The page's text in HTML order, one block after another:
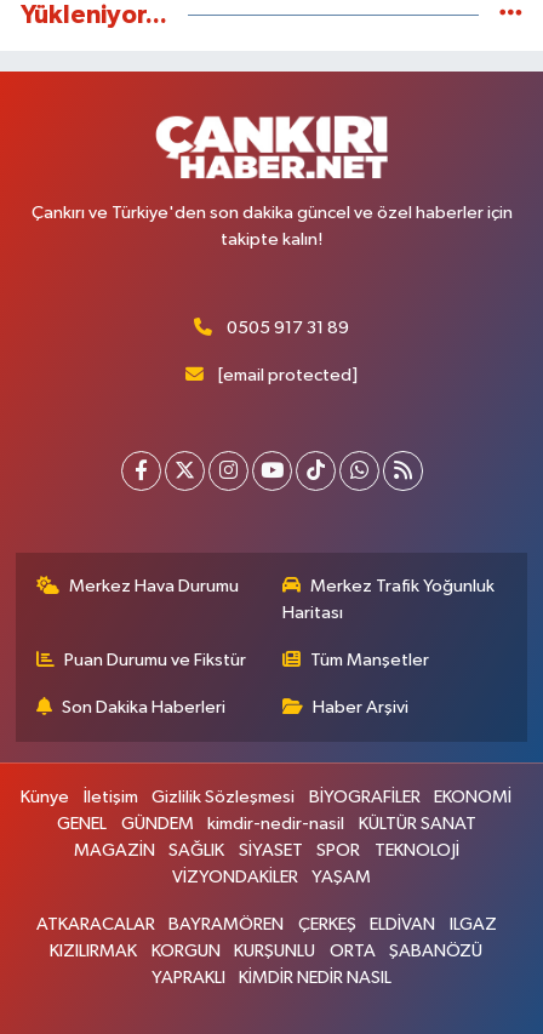
Yükleniyor...
Çankırı ve Türkiye'den son dakika güncel ve özel haberler için
takipte kalın!
0505 917 31 89
[email protected]
Merkez Hava Durumu
Merkez Trafik Yoğunluk
Haritası
Puan Durumu ve Fikstür Tüm Manşetler
Son Dakika Haberleri Haber Arşivi
Künye İletişim Gizlilik Sözleşmesi BİYOGRAFİLER
EKONOMİ
GENEL
GÜNDEM kimdir-nedir-nasil
KÜLTÜR SANAT
MAGAZİN
SAĞLIK SİYASET SPOR
TEKNOLOJİ
VİZYONDAKİLER
YAŞAM
ATKARACALAR BAYRAMÖREN ÇERKEŞ ELDİVAN
ILGAZ
KIZILIRMAK
KORGUN KURŞUNLU ORTA
ŞABANÖZÜ
YAPRAKLI
KİMDİR NEDİR NASIL